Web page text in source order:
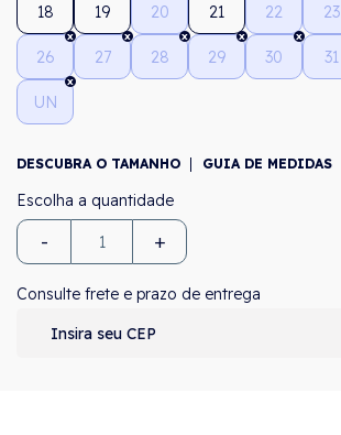
18 19 20 21 22 23
26 27 28 29 30 31
UN
DESCUBRA O TAMANHO GUIA DE MEDIDAS
- +
Consulte frete e prazo de entrega